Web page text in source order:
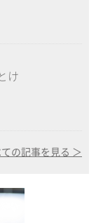
け
の記事を見る ＞